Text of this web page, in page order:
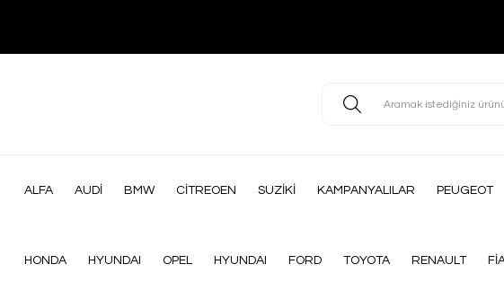
ALFA AUDİ BMW CİTREOEN SUZİKİ KAMPANYALILAR PEUGEOT
HONDA HYUNDAI OPEL HYUNDAI FORD TOYOTA RENAULT